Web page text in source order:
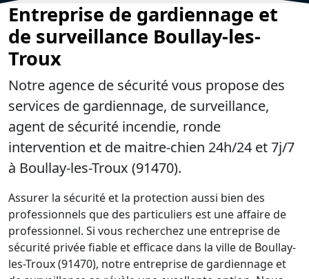
Entreprise de gardiennage et
de surveillance Boullay-les-
Troux
Notre agence de sécurité vous propose des
services de gardiennage, de surveillance,
agent de sécurité incendie, ronde
intervention et de maitre-chien 24h/24 et 7j/7
à Boullay-les-Troux (91470).
Assurer la sécurité et la protection aussi bien des
professionnels que des particuliers est une affaire de
professionnel. Si vous recherchez une entreprise de
sécurité privée fiable et efficace dans la ville de Boullay-
les-Troux (91470), notre entreprise de gardiennage et